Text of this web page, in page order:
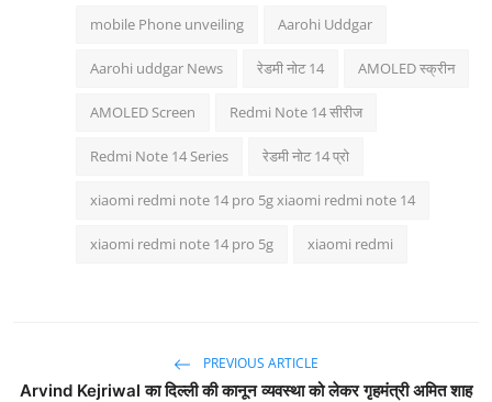
mobile Phone unveiling Aarohi Uddgar
Aarohi uddgar News रेडमी नोट 14 AMOLED स्क्रीन
AMOLED Screen Redmi Note 14 सीरीज
Redmi Note 14 Series रेडमी नोट 14 प्रो
xiaomi redmi note 14 pro 5g xiaomi redmi note 14
xiaomi redmi note 14 pro 5g xiaomi redmi
PREVIOUS ARTICLE
Arvind Kejriwal का दिल्ली की कानून व्यवस्था को लेकर गृहमंत्री अमित शाह